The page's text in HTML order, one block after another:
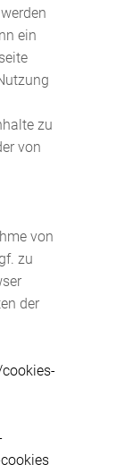
ein
zu
von
von
zu
der